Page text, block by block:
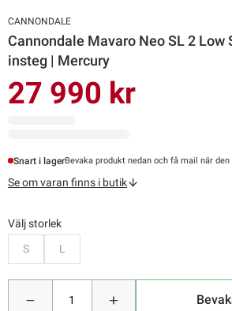
CANNONDALE
Cannondale Mavaro Neo SL 2 Low
insteg | Mercury
27 990 kr
Snart i lagerBevaka produkt nedan och få mail när
Se om varan finns i butik
Välj storlek
S
L